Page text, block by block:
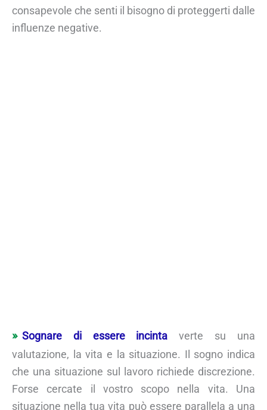
consapevole che senti il bisogno di proteggerti dalle
influenze negative.
Sognare di essere incinta verte su una
valutazione, la vita e la situazione. Il sogno indica
che una situazione sul lavoro richiede discrezione.
Forse cercate il vostro scopo nella vita. Una
situazione nella tua vita può essere parallela a una